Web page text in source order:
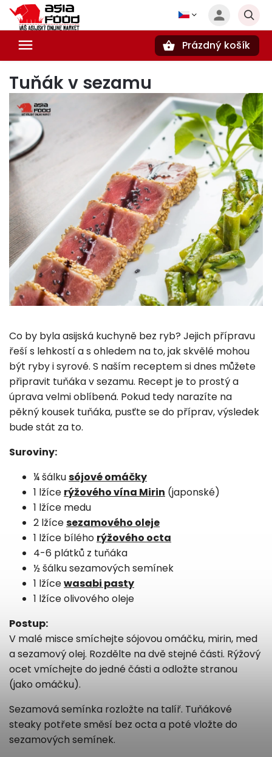
Prázdný košík
Tuňák v sezamu
Co by byla asijská kuchyně bez ryb? Jejich přípravu
řeší s lehkostí a s ohledem na to, jak skvělé mohou
být ryby i syrové. S naším receptem si dnes můžete
připravit tuňáka v sezamu. Recept je to prostý a
úprava velmi oblíbená. Pokud tedy narazíte na
pěkný kousek tuňáka, pusťte se do příprav, výsledek
bude stát za to.
Suroviny:
¼ šálkusójové omáčky
1 lžíce rýžového vína Mirin (japonské)
1 lžíce medu
2 lžícesezamového oleje
1 lžíce bílého rýžového octa
4-6 plátků z tuňáka
½ šálku sezamových semínek
1 lžícewasabi pasty
1 lžíce olivového oleje
Postup:
V malé misce smíchejte sójovou omáčku, mirin, med
a sezamový olej. Rozdělte na dvě stejné části. Rýžový
ocet vmíchejte do jedné části a odložte stranou
(jako omáčku).
Sezamová semínka rozložte na talíř. Tuňákové
steaky potřete směsí bez octa a poté vložte do
sezamových semínek.